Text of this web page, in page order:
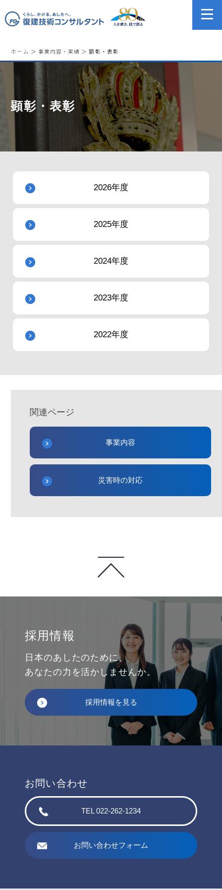
ホーム ＞ 事業内容・実績 ＞ 顕彰・表彰
顕彰・表彰
2026年度
2025年度
2024年度
2023年度
2022年度
関連ページ
事業内容
災害時の対応
採用情報
日本のあしたのために、
あなたの力を活かしませんか。
採用情報を見る
お問い合わせ
TEL 022-262-1234
お問い合わせフォーム